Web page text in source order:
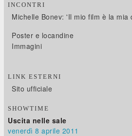
INCONTRI
Michelle Bonev: 'Il mio film è la mia
Poster e locandine
Immagini
LINK ESTERNI
Sito ufficiale
SHOWTIME
Uscita nelle sale
venerdì 8 aprile 2011